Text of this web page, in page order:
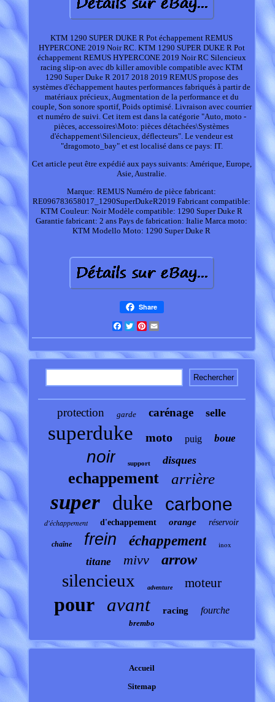
KTM 1290 SUPER DUKE R Pot échappement REMUS
HYPERCONE 2019 Noir RC. KTM 1290 SUPER DUKE R Pot
échappement REMUS HYPERCONE 2019 Noir RC Silencieux
racing slip-on avec db killer amovible compatible avec KTM
1290 Super Duke R 2017 2018 2019 REMUS propose des
systèmes d'échappement hautes performances fabriqués à partir de
matériaux précieux, Augmentation de la performance et du
couple, Son sonore sportif, Poids optimisé. Livraison avec courrier
et numéro de suivi. Cet item est dans la catégorie "Auto, moto -
pièces, accessoires\Moto: pièces détachées\Systèmes
d'échappement\Silencieux, déflecteurs". Le vendeur est
"dragomoto_bay" et est localisé dans ce pays: IT.
Cet article peut être expédié aux pays suivants: Amérique, Europe,
Asie, Australie.
Marque: REMUS Numéro de pièce fabricant:
RE096783658017_1290SuperDukeR2019 Fabricant compatible:
KTM Couleur: Noir Modèle compatible: 1290 Super Duke R
Garantie fabricant: 2 ans Pays de fabrication: Italie Marca moto:
KTM Modello Moto: 1290 Super Duke R
Share
Facebook
TwitterPinterest
protection garde carénage selle
superduke moto puig boue
noir support disques
echappement arrière
super duke carbone
d'échappement d'echappement orange réservoir
chaîne frein échappement inox
titane mivv arrow
silencieux adventure moteur
pour avant racing fourche
brembo
Accueil
Sitemap